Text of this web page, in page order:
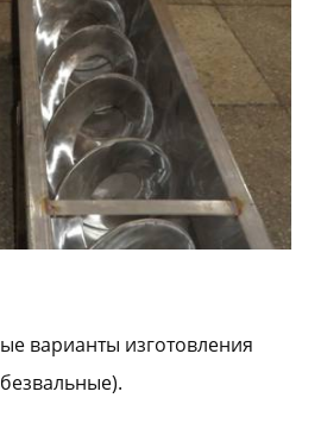
варианты изготовления